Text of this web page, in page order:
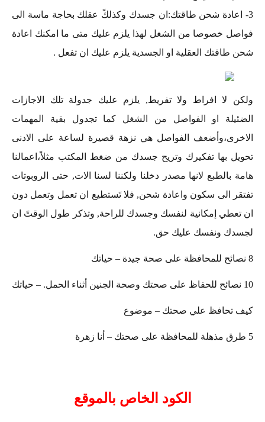
3- اعادة شحن طاقتك:ان جسدك وكذلكً عقلك بحاجة ماسة الى
فواصل خصوصا من الشغل لهذا يلزم عليك متى ما امكنك اعادة
شحن طاقتك العقلية او الجسدية يلزم عليك ان تفعل .
ولكن لا افراط ولا تفريط, يلزم عليك جدولة تلك الاجازات
الضئيلة او الفواصل من الشغل كما تجدول بقية المهمات
الاخرى،وأضعف الفواصل هي نزهة قصيرة لساعة على الادنى
تحويل بها تفكيرك وتريح جسدك من ضغط المكتب مثلاً،اعمالنا
هامة بالطبع لانها مصدر دخلنا ولكننا لسنا الات, حتى الروبوتات
تفتقر الى سكون واعادة شحن, فلا تَستطيع ان تعمل وتعمل دون
ان تعطي إمكانية لنفسك وجسدك للراحة, وتذكر طول الوقتً ان
لجسدك ونفسك عليك حق.
8 نصائح للمحافظة على صحة جيدة – حياتك
10 نصائح للحفاظ على صحتك وصحة الجنين أثناء الحمل. – حياتك
كيف تحافظ علي صحتك – موضوع
5 طرق مذهلة للمحافظة على صحتك – أنا زهرة
الكود الخاص بالموقع